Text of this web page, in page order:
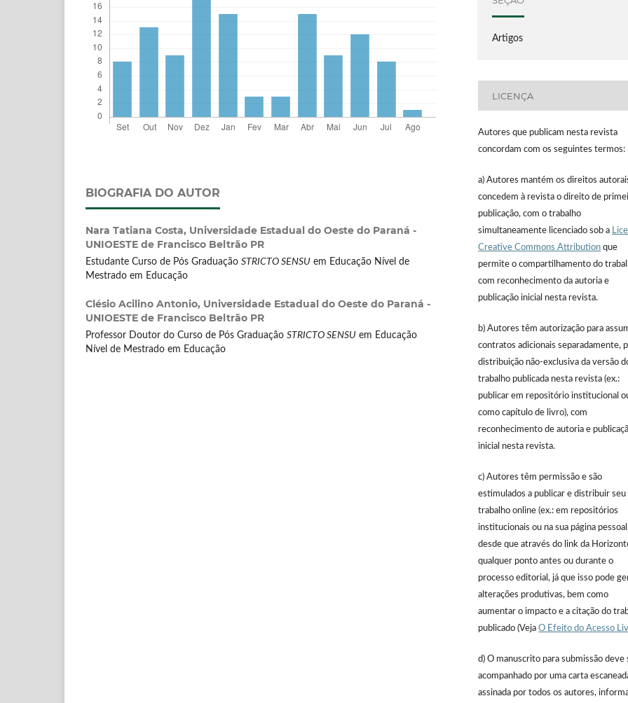
BIOGRAFIA DO AUTOR
Nara Tatiana Costa, Universidade Estadual do Oeste do Paraná -
UNIOESTE de Francisco Beltrão PR
Estudante Curso de Pós Graduação STRICTO SENSU em Educação Nível de
Mestrado em Educação
Clésio Acilino Antonio, Universidade Estadual do Oeste do Paraná -
UNIOESTE de Francisco Beltrão PR
Professor Doutor do Curso de Pós Graduação STRICTO SENSU em Educação
Nível de Mestrado em Educação
Artigos
LICENÇA
Autores que publicam nesta revista
concordam com os seguintes termos:
a) Autores mantém os direitos
concedem à revista o direito de
publicação, com o trabalho
simultaneamente licenciado sob a
Creative Commons Attribution que
permite o compartilhamento do
com reconhecimento da autoria e
publicação inicial nesta revista.
b) Autores têm autorização para
contratos adicionais separadamente,
distribuição não-exclusiva da versão
trabalho publicada nesta revista (ex.:
publicar em repositório institucional
como capítulo de livro), com
reconhecimento de autoria e
inicial nesta revista.
c) Autores têm permissão e são
estimulados a publicar e distribuir seu
trabalho online (ex.: em repositórios
institucionais ou na sua página
desde que através do link da
qualquer ponto antes ou durante o
processo editorial, já que isso pode
alterações produtivas, bem como
aumentar o impacto e a citação do
publicado (Veja O Efeito do Acesso
d) O manuscrito para submissão deve
acompanhado por uma carta
assinada por todos os autores,